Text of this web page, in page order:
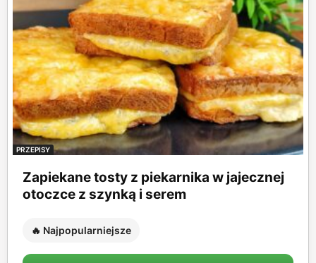
PRZEPISY
Zapiekane tosty z piekarnika w jajecznej
otoczce z szynką i serem
🔥 Najpopularniejsze